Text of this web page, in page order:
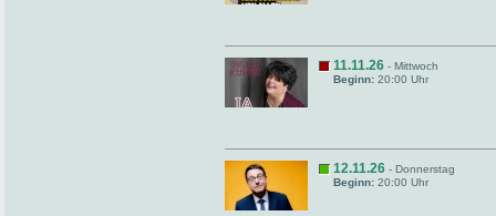
11.11.26 - Mittwoch
Beginn: 20:00 Uhr
12.11.26 - Donnerstag
Beginn: 20:00 Uhr